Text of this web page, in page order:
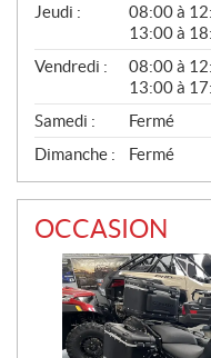
Jeudi :
08:00 à
13:00 à
Vendredi :
08:00 à
13:00 à
Samedi :
Fermé
Dimanche :
Fermé
OCCASION